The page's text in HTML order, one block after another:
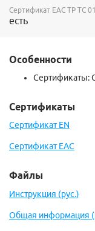
Сертификат ЕАС ТР ТС
есть
Особенности
Сертификаты:
Сертификаты
Сертификат EN
Сертификат EAC
Файлы
Инструкция (рус.)
Общая информация